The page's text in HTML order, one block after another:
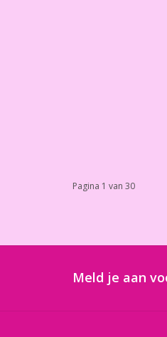
Pagina 1 van 30
Meld je aan